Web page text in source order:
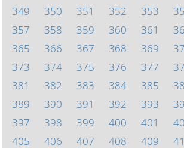
349
350 351 352 353
357
358 359 360 361
365
366 367 368 369
373
374 375 376 377
381
382 383 384 385
389
390 391 392 393
397
398 399 400 401
405
406 407 408 409